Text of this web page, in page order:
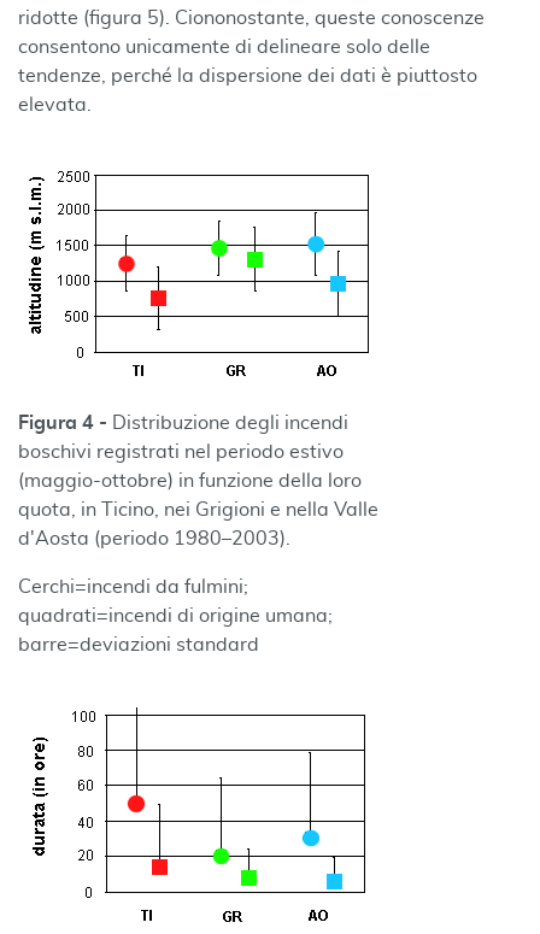
ridotte (figura 5). Ciononostante, queste conoscenze
consentono unicamente di delineare solo delle
tendenze, perché la dispersione dei dati è piuttosto
elevata.
Figura 4 -
Distribuzione degli incendi
boschivi registrati nel periodo estivo
(maggio-ottobre) in funzione della loro
quota, in Ticino, nei Grigioni e nella Valle
d'Aosta (periodo 1980–2003).
Cerchi=incendi da fulmini;
quadrati=incendi di origine umana;
barre=deviazioni standard